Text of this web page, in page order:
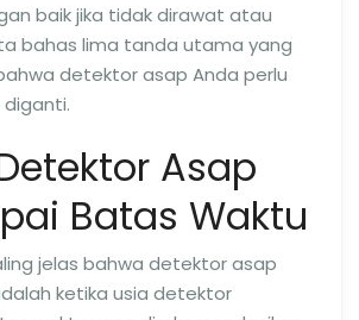
baik jika tidak dirawat atau
bahas lima tanda utama yang
detektor asap Anda perlu
Asap
Batas Waktu
jelas bahwa detektor asap
ketika usia detektor